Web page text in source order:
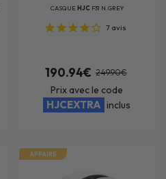
CASQUE HJC F31 N.GREY
7 avis
190.94€ 249.90€
Prix avec le code
HJCEXTRA inclus
AFFAIRE